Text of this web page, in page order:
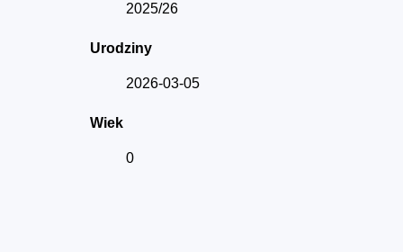
2025/26
Urodziny
2026-03-05
Wiek
0